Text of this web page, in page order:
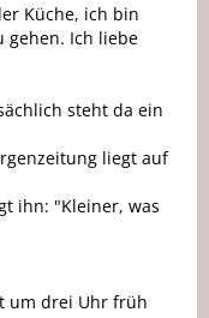
Küche, ich bin
gehen. Ich liebe
steht da ein
liegt auf
ihn: "Kleiner, was
um drei Uhr früh